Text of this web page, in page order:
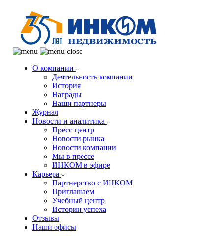
О компании
Деятельность компании
История
Награды
Наши партнеры
Журнал
Новости и аналитика
Пресс-центр
Новости рынка
Новости компании
Мы в прессе
ИНКОМ в эфире
Карьера
Партнерство с ИНКОМ
Приглашаем
Учебный центр
Истории успеха
Отзывы
Наши офисы